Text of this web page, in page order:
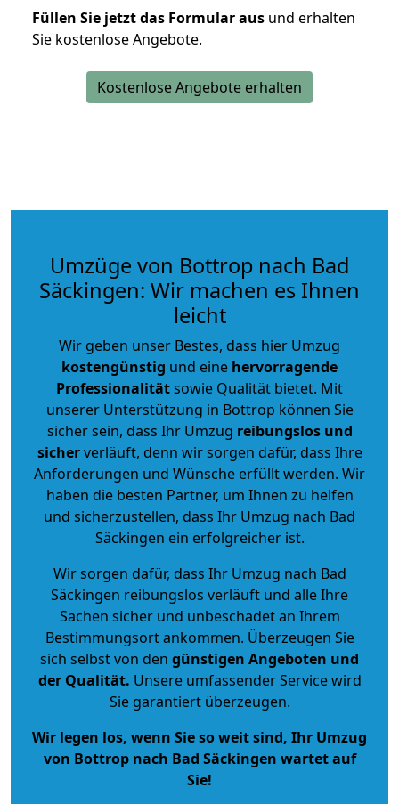
Füllen Sie jetzt das Formular aus und erhalten
Sie kostenlose Angebote.
Kostenlose Angebote erhalten
Umzüge von Bottrop nach Bad
Säckingen: Wir machen es Ihnen
leicht
Wir geben unser Bestes, dass hier Umzug
kostengünstig und eine hervorragende
Professionalitätsowie Qualität bietet. Mit
unserer Unterstützung in Bottrop können Sie
sicher sein, dass Ihr Umzug reibungslos und
sicherverläuft, denn wir sorgen dafür, dass Ihre
Anforderungen und Wünsche erfüllt werden. Wir
haben die besten Partner, um Ihnen zu helfen
und sicherzustellen, dass Ihr Umzug nach Bad
Säckingen ein erfolgreicher ist.
Wir sorgen dafür, dass Ihr Umzug nach Bad
Säckingen reibungslos verläuft und alle Ihre
Sachen sicher und unbeschadet an Ihrem
Bestimmungsort ankommen. Überzeugen Sie
sich selbst von den günstigen Angeboten und
der Qualität. Unsere umfassender Service wird
Sie garantiert überzeugen.
Wir legen los, wenn Sie so weit sind, Ihr Umzug
von Bottrop nach Bad Säckingen wartet auf
Sie!